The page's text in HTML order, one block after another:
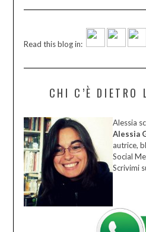
Read this blog in:
CHI C’È DIETRO
Alessia
Alessia
autrice,
Social
Scrivimi